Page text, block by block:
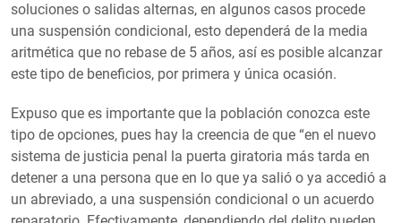
soluciones o salidas alternas, en algunos casos procede
una suspensión condicional, esto dependerá de la media
aritmética que no rebase de 5 años, así es posible alcanzar
este tipo de beneficios, por primera y única ocasión.
Expuso que es importante que la población conozca este
tipo de opciones, pues hay la creencia de que “en el nuevo
sistema de justicia penal la puerta giratoria más tarda en
detener a una persona que en lo que ya salió o ya accedió a
un abreviado, a una suspensión condicional o un acuerdo